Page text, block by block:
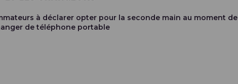
à déclarer opter pour la seconde main au moment de
de téléphone portable